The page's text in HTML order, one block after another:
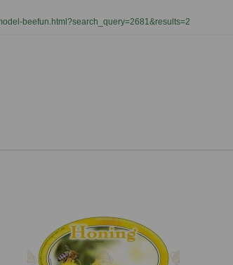
beefun.html?search_query=2681&results=2